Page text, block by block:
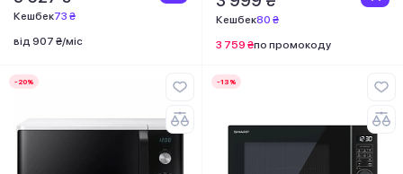
Кешбек73 ₴
від 907 ₴/міс
Кешбек80 ₴
3 759 ₴по промокоду
-20% -13%